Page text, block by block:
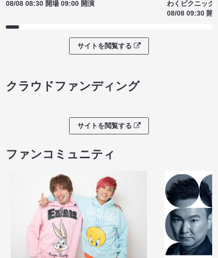
08/08 08:30 開場 09:00 開演
わくピクニック
08/08 09:30 開
サイトを閲覧する
クラウドファンディング
サイトを閲覧する
ファンコミュニティ